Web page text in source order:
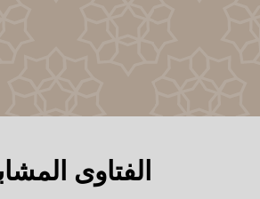
الفتاوى